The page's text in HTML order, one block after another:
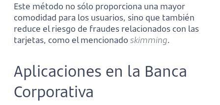
Este método no sólo proporciona una mayor
comodidad para los usuarios, sino que también
reduce el riesgo de fraudes relacionados con las
tarjetas, como el mencionado skimming.
Aplicaciones en la Banca
Corporativa